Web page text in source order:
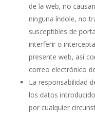
de la web, no
ninguna índole, no
susceptibles de
interferir o
presente web, así
correo electrónico
La responsabilidad
los datos
por cualquier